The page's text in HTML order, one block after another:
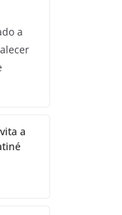
a
a